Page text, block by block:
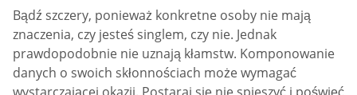
Bądź szczery, ponieważ konkretne osoby nie mają
znaczenia, czy jesteś singlem, czy nie. Jednak
prawdopodobnie nie uznają kłamstw. Komponowanie
danych o swoich skłonnościach może wymagać